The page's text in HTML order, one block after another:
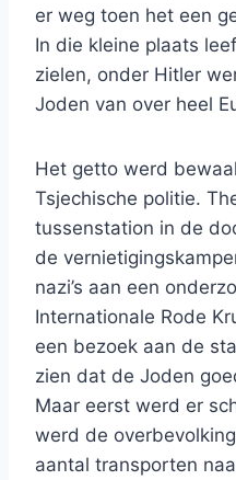
er weg toen het een
In die kleine plaats
zielen, onder Hitler
Joden van over heel
Het getto werd
Tsjechische politie.
tussenstation in de
de
nazi’s aan een
Internationale Rode
een bezoek aan de
zien dat de Joden
Maar eerst werd er
werd de
aantal transporten